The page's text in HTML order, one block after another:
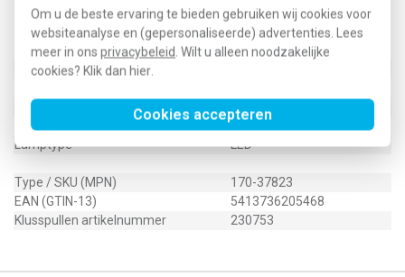
Om u de beste ervaring te bieden gebruiken wij cookies voor
websiteanalyse en (gepersonaliseerde) advertenties. Lees
meer in ons privacybeleid . Wilt u alleen noodzakelijke
cookies? Klik dan hier
Cookies accepteren
Technische specificaties
Specificatie
Waarde
Nom. spanning
Lamphouder
Overig
Kleur lichtbron
Lamptype
LED
Type / SKU (MPN)
170-37823
EAN (GTIN-13)
5413736205468
Klusspullen artikelnummer
230753